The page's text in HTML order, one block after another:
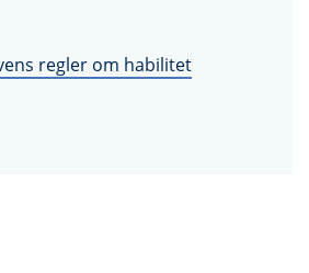
regler om habilitet